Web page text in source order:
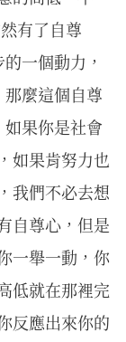
有了自尊
一個動力，
那麼這個自尊
果你是社會
如果肯努力也
我們不必去想
自尊心，但是
一舉一動，你
低就在那裡完
反應出來你的